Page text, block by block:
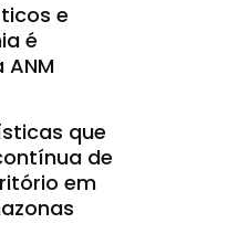
e
é
que
de
em